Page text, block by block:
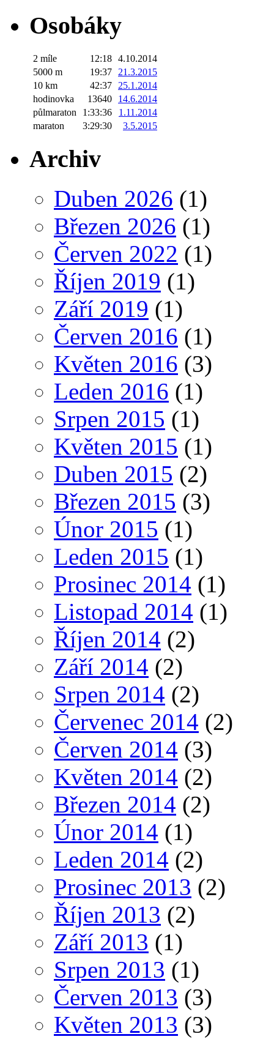
Osobáky
2 míle 12:18 4.10.2014
5000 m
19:37
21.3.2015
10 km
42:37
25.1.2014
hodinovka
13640
14.6.2014
půlmaraton
1:33:36
1.11.2014
maraton
3:29:30 3.5.2015
Archiv
Duben 2026 (1)
Březen 2026 (1)
Červen 2022 (1)
Říjen 2019 (1)
Září 2019 (1)
Červen 2016 (1)
Květen 2016 (3)
Leden 2016 (1)
Srpen 2015 (1)
Květen 2015 (1)
Duben 2015 (2)
Březen 2015 (3)
Únor 2015 (1)
Leden 2015 (1)
Prosinec 2014 (1)
Listopad 2014 (1)
Říjen 2014 (2)
Září 2014 (2)
Srpen 2014 (2)
Červenec 2014 (2)
Červen 2014 (3)
Květen 2014 (2)
Březen 2014 (2)
Únor 2014 (1)
Leden 2014 (2)
Prosinec 2013 (2)
Říjen 2013 (2)
Září 2013 (1)
Srpen 2013 (1)
Červen 2013 (3)
Květen 2013 (3)